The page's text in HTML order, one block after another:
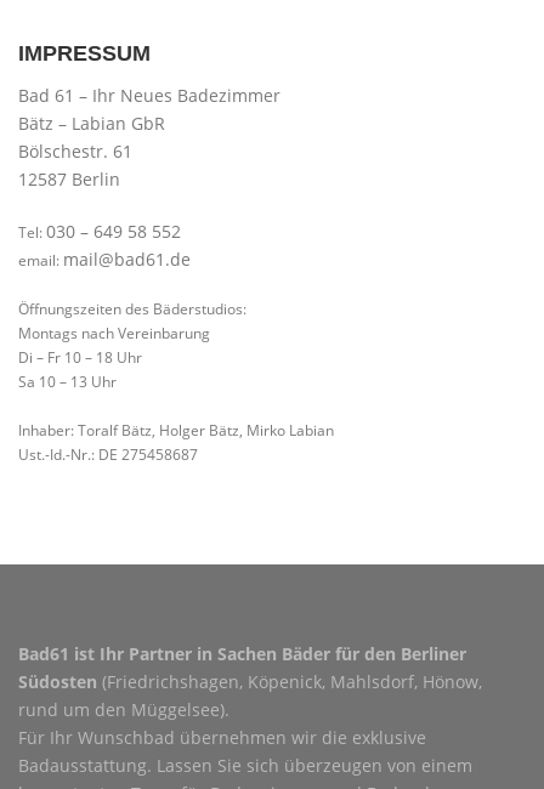
IMPRESSUM
Bad 61 – Ihr Neues Badezimmer
Bätz – Labian GbR
Bölschestr. 61
12587 Berlin
Tel:030 – 649 58 552
email: mail@bad61.de
Öffnungszeiten des Bäderstudios:
Montags nach Vereinbarung
Di – Fr 10 – 18 Uhr
Sa 10 – 13 Uhr
Inhaber: Toralf Bätz, Holger Bätz, Mirko Labian
Ust.-Id.-Nr.: DE 275458687
Bad61 ist Ihr Partner in Sachen Bäder für den Berliner
Südosten (Friedrichshagen, Köpenick, Mahlsdorf, Hönow,
rund um den Müggelsee).
Für Ihr Wunschbad übernehmen wir die exklusive
Badausstattung. Lassen Sie sich überzeugen von einem